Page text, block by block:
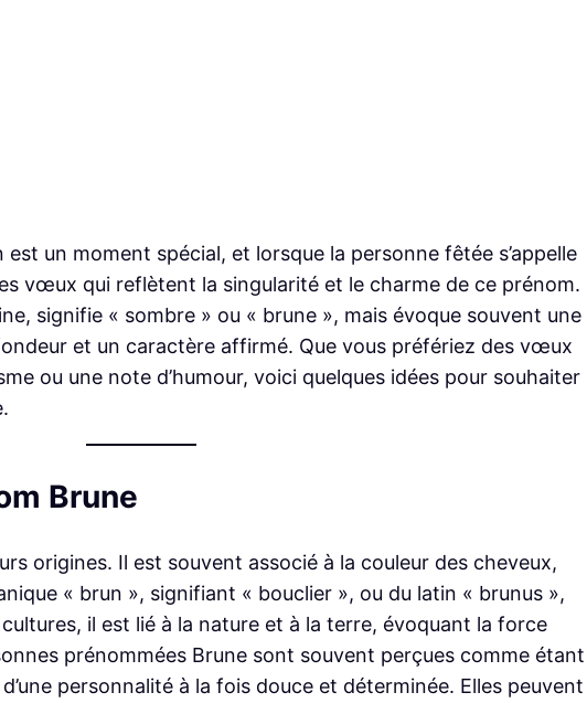
est un moment spécial, et lorsque la personne fêtée s’appelle
vœux qui reflètent la singularité et le charme de ce prénom.
signifie « sombre » ou « brune », mais évoque souvent une
et un caractère affirmé. Que vous préfériez des vœux
ou une note d’humour, voici quelques idées pour souhaiter
Brune
origines. Il est souvent associé à la couleur des cheveux,
« brun », signifiant « bouclier », ou du latin « brunus »,
il est lié à la nature et à la terre, évoquant la force
prénommées Brune sont souvent perçues comme étant
personnalité à la fois douce et déterminée. Elles peuvent